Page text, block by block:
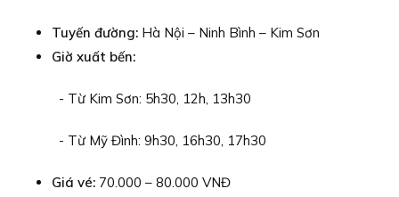
Tuyến đường: Hà Nội – Ninh Bình – Kim Sơn
Giờ xuất bến:
- Từ Kim Sơn: 5h30, 12h, 13h30
- Từ Mỹ Đình: 9h30, 16h30, 17h30
Giá vé: 70.000 – 80.000 VNĐ